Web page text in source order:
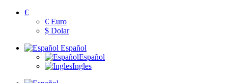
€
€ Euro
$ Dolar
Español
Español
Ingles